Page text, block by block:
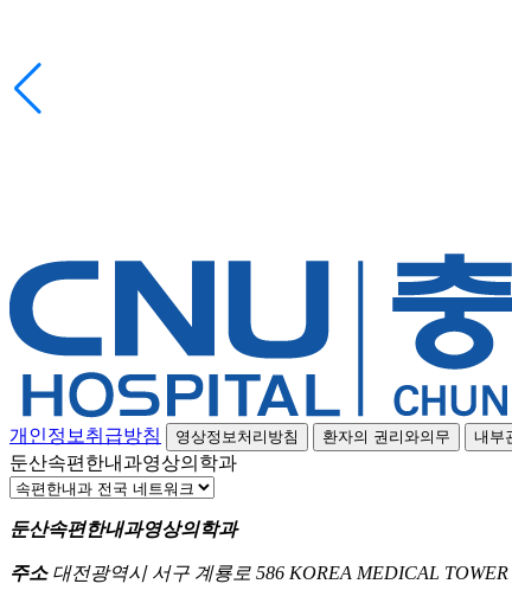
개인정보취급방침 영상정보처리방침 환자의 권리와의무 내부
둔산속편한내과영상의학과
둔산속편한내과영상의학과
주소대전광역시 서구 계룡로 586 KOREA MEDICAL